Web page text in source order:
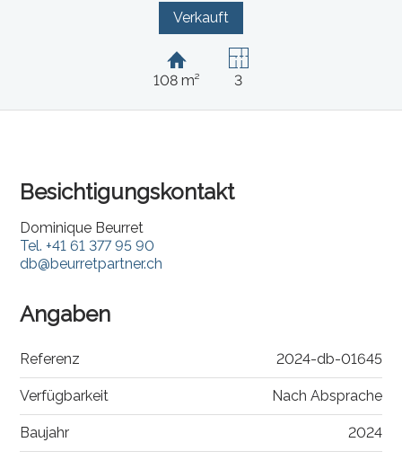
Verkauft
108 m² 3
Besichtigungskontakt
Dominique Beurret
Tel.+41 61 377 95 90
db@beurretpartner.ch
Angaben
Referenz 2024-db-01645
Verfügbarkeit Nach Absprache
Baujahr 2024